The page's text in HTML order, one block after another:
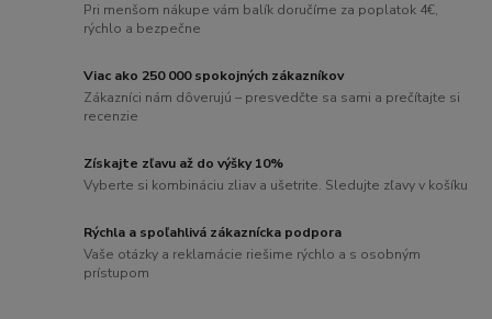
Pri menšom nákupe vám balík doručíme za poplatok 4€,
rýchlo a bezpečne
Viac ako 250 000 spokojných zákazníkov
Zákazníci nám dôverujú – presvedčte sa sami a prečítajte si
recenzie
Získajte zľavu až do výšky 10%
Vyberte si kombináciu zliav a ušetrite. Sledujte zľavy v košíku
Rýchla a spoľahlivá zákaznícka podpora
Vaše otázky a reklamácie riešime rýchlo a s osobným
prístupom